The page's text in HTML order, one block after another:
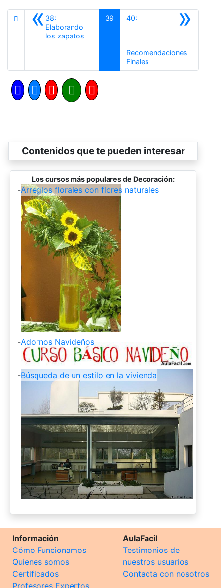
«38:
Elaborando
los zapatos
39 »
40:
Recomendaciones
FinalesSiguiente
Contenidos que te pueden interesar
Los cursos más populares de Decoración:
-Arreglos florales con flores naturales
-Adornos Navideños
-Búsqueda de un estilo en la vivienda
Información
Cómo Funcionamos
Quienes somos
Certificados
Profesores Expertos
AulaFacil
Testimonios de
nuestros usuarios
Contacta con nosotros